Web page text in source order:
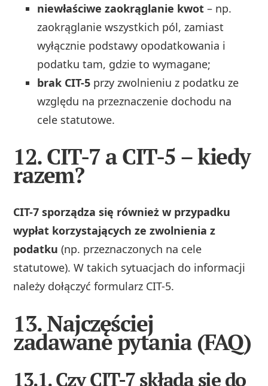
niewłaściwe zaokrąglanie kwot – np.
zaokrąglanie wszystkich pól, zamiast
wyłącznie podstawy opodatkowania i
podatku tam, gdzie to wymagane;
brak CIT-5 przy zwolnieniu z podatku ze
względu na przeznaczenie dochodu na
cele statutowe.
12. CIT-7 a CIT-5 – kiedy
razem?
CIT-7 sporządza się również w przypadku
wypłat korzystających ze zwolnienia z
podatku (np. przeznaczonych na cele
statutowe). W takich sytuacjach do informacji
należy dołączyć formularz CIT-5.
13. Najczęściej
zadawane pytania (FAQ)
13.1. Czy CIT-7 składa się do